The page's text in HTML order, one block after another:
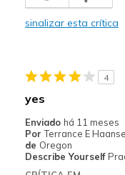
Comfortable
Casual Wear
Width
Sizing
sinalizar esta crítica
4
yes
Enviado há 11 meses
Por Terrance E
de Oregon
Describe Yourself